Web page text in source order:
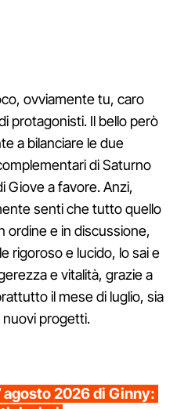
ovviamente tu, caro
protagonisti. Il bello però
a bilanciare le due
di Saturno
Giove a favore. Anzi,
senti che tutto quello
ordine e in discussione,
rigoroso e lucido, lo sai e
e vitalità, grazie a
il mese di luglio, sia
nuovi progetti.
2026 di Ginny: